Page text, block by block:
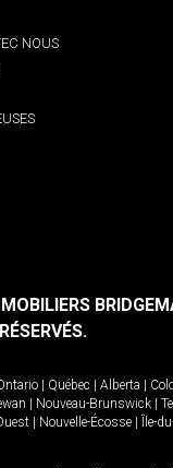
NOUS
Québec Alberta
Nouveau-Brunswick
Nouvelle-Écosse Île-